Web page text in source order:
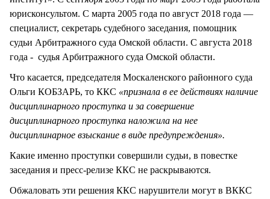
юрисконсультом. С марта 2005 года по август 2018 года —
специалист, секретарь судебного заседания, помощник
судьи Арбитражного суда Омской области. С августа 2018
года - судья Арбитражного суда Омской области.
Что касается, председателя Москаленского районного суда
Ольги КОБЗАРЬ, то ККС «признала в ее действиях наличие
дисциплинарного проступка и за совершение
дисциплинарного проступка наложила на нее
дисциплинарное взыскание в виде предупреждения».
Какие именно проступки совершили судьи, в повестке
заседания и пресс-релизе ККС не раскрываются.
Обжаловать эти решения ККС нарушители могут в ВККС